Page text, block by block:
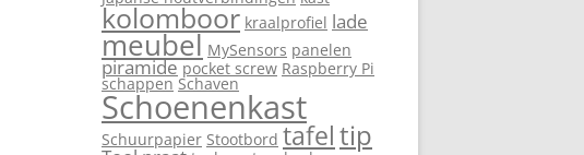
kolomboor kraalprofiel lade
meubel MySensors panelen
piramide pocket screw Raspberry Pi
schappen Schaven
Schoenenkast
Schuurpapier Stootbord tafeltip